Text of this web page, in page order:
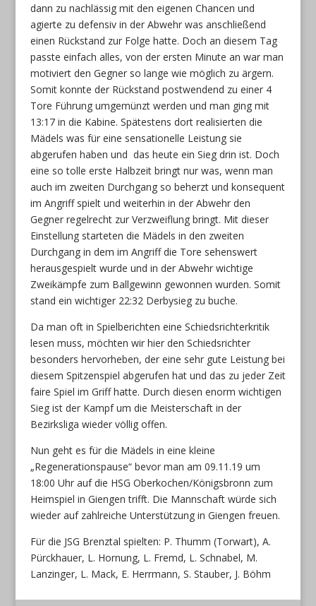
dann zu nachlässig mit den eigenen Chancen und
agierte zu defensiv in der Abwehr was anschließend
einen Rückstand zur Folge hatte. Doch an diesem Tag
passte einfach alles, von der ersten Minute an war man
motiviert den Gegner so lange wie möglich zu ärgern.
Somit konnte der Rückstand postwendend zu einer 4
Tore Führung umgemünzt werden und man ging mit
13:17 in die Kabine. Spätestens dort realisierten die
Mädels was für eine sensationelle Leistung sie
abgerufen haben und das heute ein Sieg drin ist. Doch
eine so tolle erste Halbzeit bringt nur was, wenn man
auch im zweiten Durchgang so beherzt und konsequent
im Angriff spielt und weiterhin in der Abwehr den
Gegner regelrecht zur Verzweiflung bringt. Mit dieser
Einstellung starteten die Mädels in den zweiten
Durchgang in dem im Angriff die Tore sehenswert
herausgespielt wurde und in der Abwehr wichtige
Zweikämpfe zum Ballgewinn gewonnen wurden. Somit
stand ein wichtiger 22:32 Derbysieg zu buche.
Da man oft in Spielberichten eine Schiedsrichterkritik
lesen muss, möchten wir hier den Schiedsrichter
besonders hervorheben, der eine sehr gute Leistung bei
diesem Spitzenspiel abgerufen hat und das zu jeder Zeit
faire Spiel im Griff hatte. Durch diesen enorm wichtigen
Sieg ist der Kampf um die Meisterschaft in der
Bezirksliga wieder völlig offen.
Nun geht es für die Mädels in eine kleine
„Regenerationspause“ bevor man am 09.11.19 um
18:00 Uhr auf die HSG Oberkochen/Königsbronn zum
Heimspiel in Giengen trifft. Die Mannschaft würde sich
wieder auf zahlreiche Unterstützung in Giengen freuen.
Für die JSG Brenztal spielten: P. Thumm (Torwart), A.
Pürckhauer, L. Hornung, L. Fremd, L. Schnabel, M.
Lanzinger, L. Mack, E. Herrmann, S. Stauber, J. Böhm